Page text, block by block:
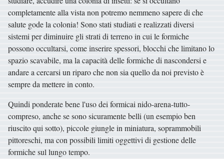
completamente alla vista non potremo nemmeno sapere di che
salute gode la colonia! Sono stati studiati e realizzati diversi
sistemi per diminuire gli strati di terreno in cui le formiche
possono occultarsi, come inserire spessori, blocchi che limitano lo
spazio scavabile, ma la capacità delle formiche di nascondersi e
andare a cercarsi un riparo che non sia quello da noi previsto è
sempre da mettere in conto.
Quindi ponderate bene l'uso dei formicai nido-arena-tutto-
compreso, anche se sono sicuramente belli (un esempio ben
riuscito qui sotto), piccole giungle in miniatura, soprammobili
pittoreschi, ma con possibili limiti oggettivi di gestione delle
formiche sul lungo tempo.